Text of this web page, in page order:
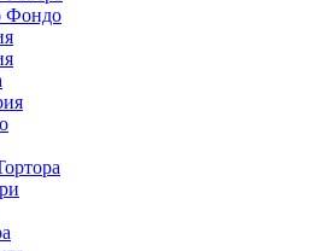
Фондо